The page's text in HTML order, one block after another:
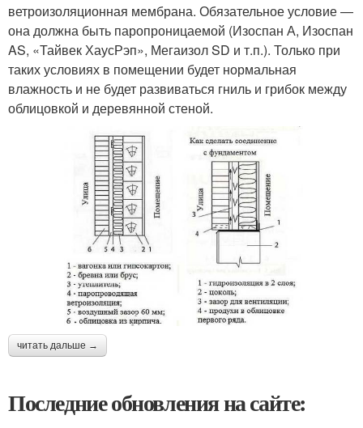
ветроизоляционная мембрана. Обязательное условие —
она должна быть паропроницаемой (Изоспан А, Изоспан
AS, «Тайвек ХаусРэп», Мегаизол SD и т.п.). Только при
таких условиях в помещении будет нормальная
влажность и не будет развиваться гниль и грибок между
облицовкой и деревянной стеной.
читать дальше →
Последние обновления на сайте: